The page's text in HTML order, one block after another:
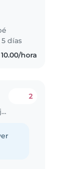
días
hora
Trabajo para niñera en Cajamarca
2